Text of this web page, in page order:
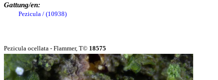
Gattung/en:
Pezicula / (10938)
Pezicula ocellata - Flammer, T© 18575